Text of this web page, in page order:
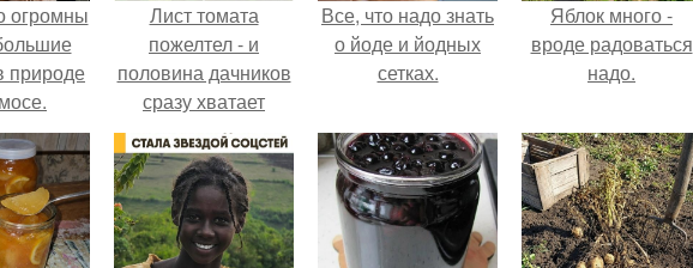
огромны
природе
Лист томата
пожелтел - и
половина дачников
сразу хватает
удобрение.
Все, что надо знать
о йоде и йодных
сетках.
Яблок много -
вроде радоваться
надо.